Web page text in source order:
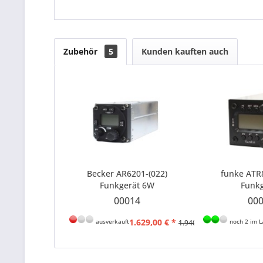
Zubehör 5 Kunden kauften auch
Becker AR6201-(022)
Funkgerät 6W
00014
ausverkauft1.629,00 € * 1.940,80 € *
funke
noch 2 im